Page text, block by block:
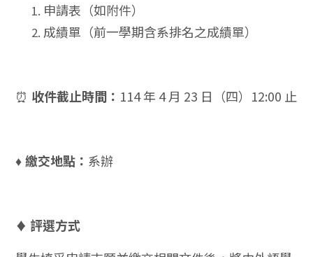
申請表（如附件）
成績單（前一學期含系排名之成績單）
⏰ 收件截止時間： 114年 4月 23 日（四） 12:00 止
♦繳交地點： 系辦
♦ 評選方式